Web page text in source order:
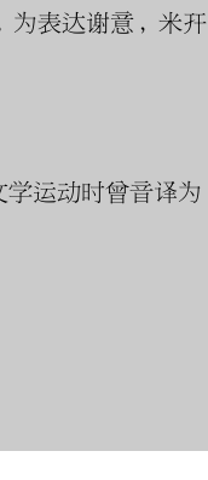
为表达谢意，米开
学运动时曾音译为